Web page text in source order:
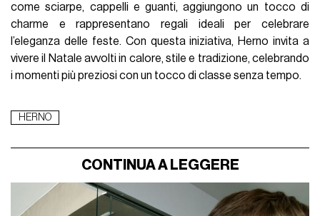
come sciarpe, cappelli e guanti, aggiungono un tocco di
charme e rappresentano regali ideali per celebrare
l’eleganza delle feste. Con questa iniziativa, Herno invita a
vivere il Natale avvolti in calore, stile e tradizione, celebrando
i momenti più preziosi con un tocco di classe senza tempo.
HERNO
CONTINUA A LEGGERE